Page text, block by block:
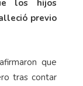
los hijos
previo
que
tras contar